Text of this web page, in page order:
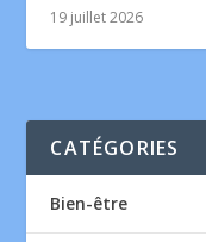
19 juillet 2026
CATÉGORIES
Bien-être